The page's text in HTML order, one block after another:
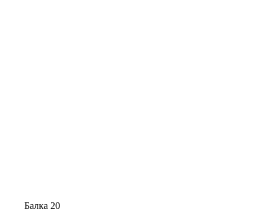
Балка 20